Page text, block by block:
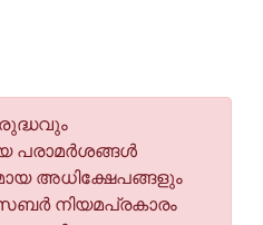
പരാമര്‍ശങ്ങള്‍
അധിക്ഷേപങ്ങളും
നിയമപ്രകാരം